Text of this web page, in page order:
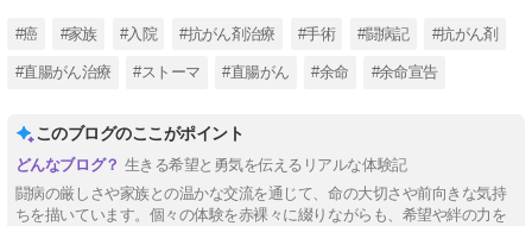
#癌 #家族 #入院 #抗がん剤治療 #手術 #闘病記 #抗がん剤
#直腸がん治療 #ストーマ #直腸がん #余命 #余命宣告
このブログのここがポイント
生きる希望と勇気を伝えるリアルな体験記
闘病の厳しさや家族との温かな交流を通じて、命の大切さや前向きな気持
ちを描いています。個々の体験を赤裸々に綴りながらも、希望や絆の力を